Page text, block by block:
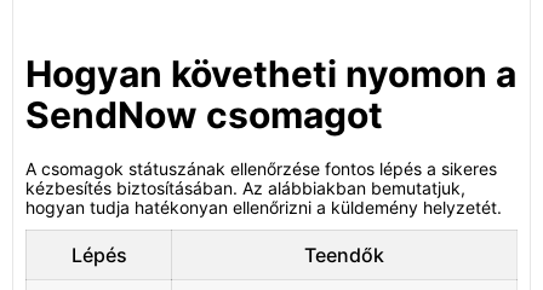
Hogyan követheti nyomon a
SendNow csomagot
A csomagok státuszának ellenőrzése fontos lépés a sikeres
kézbesítés biztosításában. Az alábbiakban bemutatjuk,
hogyan tudja hatékonyan ellenőrizni a küldemény helyzetét.
Lépés Teendők